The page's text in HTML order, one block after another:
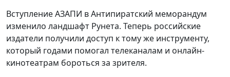
Вступление АЗАПИ в Антипиратский меморандум
изменило ландшафт Рунета. Теперь российские
издатели получили доступ к тому же инструменту,
который годами помогал телеканалам и онлайн-
кинотеатрам бороться за зрителя.